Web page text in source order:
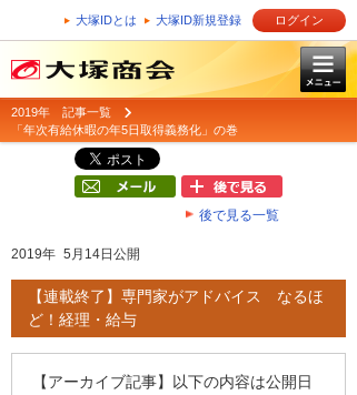
大塚IDとは 大塚ID新規登録 ログイン
2019年 記事一覧
「年次有給休暇の年5日取得義務化」の巻
後で見る一覧
2019年 5月14日公開
【連載終了】専門家がアドバイス なるほ
ど！経理・給与
【アーカイブ記事】以下の内容は公開日